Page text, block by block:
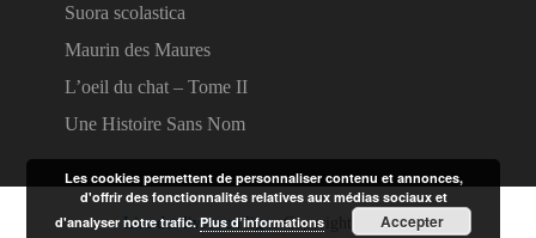
Suora scolastica
Maurin des Maures
L’oeil du chat – Tome II
Une Histoire Sans Nom
Lire des livres en ligneCopyright © 2026.
Les cookies permettent de personnaliser contenu et annonces,
d'offrir des fonctionnalités relatives aux médias sociaux et
d'analyser notre trafic.Plus d’informations Accepter